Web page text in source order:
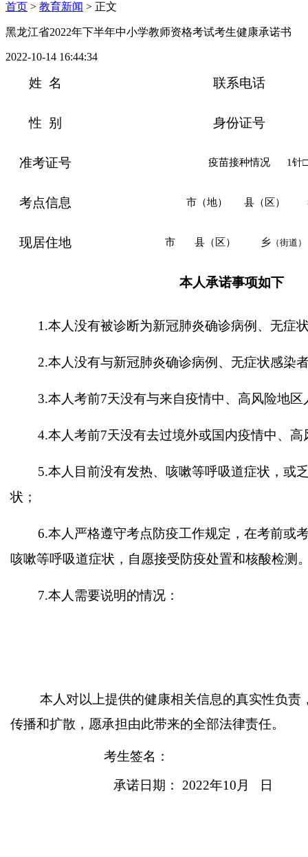
首页 > 教育新闻 > 正文
黑龙江省2022年下半年中小学教师资格考试考生健康承诺书
2022-10-14 16:44:34
姓 名 联系电话
性 别 身份证号
准考证号 疫苗接种情况 1针□
考点信息 市（地） 县（区）
现居住地 市 县（区） 乡（街道）
本人承诺事项如下
1.本人没有被诊断为新冠肺炎确诊病例、无症
2.本人没有与新冠肺炎确诊病例、无症状感染
3.本人考前7天没有与来自疫情中、高风险地区
4.本人考前7天没有去过境外或国内疫情中、高
5.本人目前没有发热、咳嗽等呼吸道症状，或
状；
6.本人严格遵守考点防疫工作规定，在考前或
咳嗽等呼吸道症状，自愿接受防疫处置和核酸检测
7.本人需要说明的情况：
本人对以上提供的健康相关信息的真实性负责
传播和扩散，愿承担由此带来的全部法律责任。
考生签名：
承诺日期：
2022年10月 日